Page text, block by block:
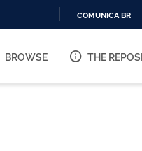
O
COMUNICA BR
BROWSE THE